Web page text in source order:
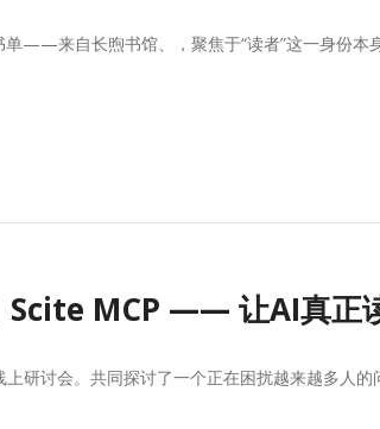
——来自长煦书馆、，聚焦于“读者”这一身份本
Scite MCP —— 让AI真正
研讨会。共同探讨了一个正在困扰越来越多人